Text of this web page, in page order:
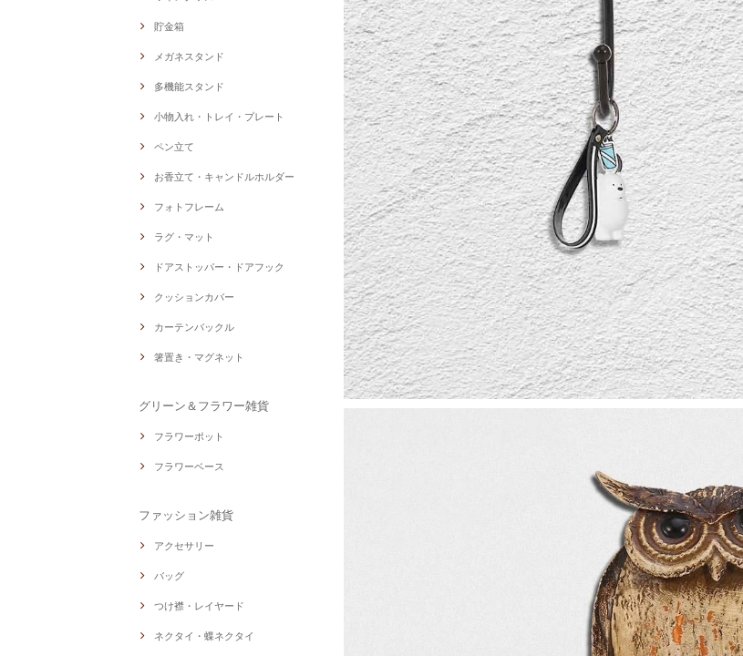
貯金箱
メガネスタンド
多機能スタンド
小物入れ・トレイ・プレート
ペン立て
お香立て・キャンドルホルダー
フォトフレーム
ラグ・マット
ドアストッパー・ドアフック
クッションカバー
カーテンバックル
箸置き・マグネット
グリーン＆フラワー雑貨
フラワーポット
フラワーベース
ファッション雑貨
アクセサリー
バッグ
つけ襟・レイヤード
ネクタイ・蝶ネクタイ